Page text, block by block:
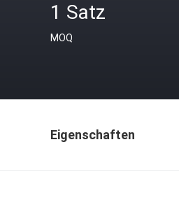
1 Satz
MOQ
Eigenschaften